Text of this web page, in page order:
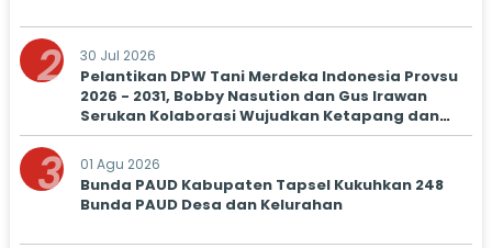
2 30 Jul 2026
Pelantikan DPW Tani Merdeka Indonesia Provsu
2026 - 2031, Bobby Nasution dan Gus Irawan
Serukan Kolaborasi Wujudkan Ketapang dan
Kesejahteraan Petani
3 01 Agu 2026
Bunda PAUD Kabupaten Tapsel Kukuhkan 248
Bunda PAUD Desa dan Kelurahan